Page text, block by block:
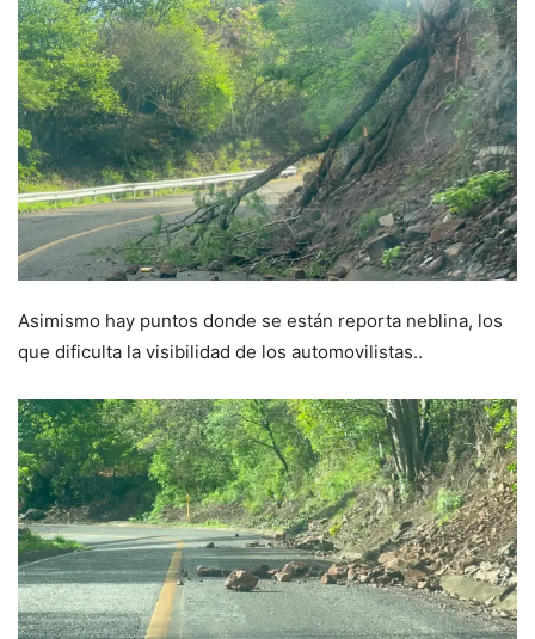
Asimismo hay puntos donde se están reporta neblina, los
que dificulta la visibilidad de los automovilistas..